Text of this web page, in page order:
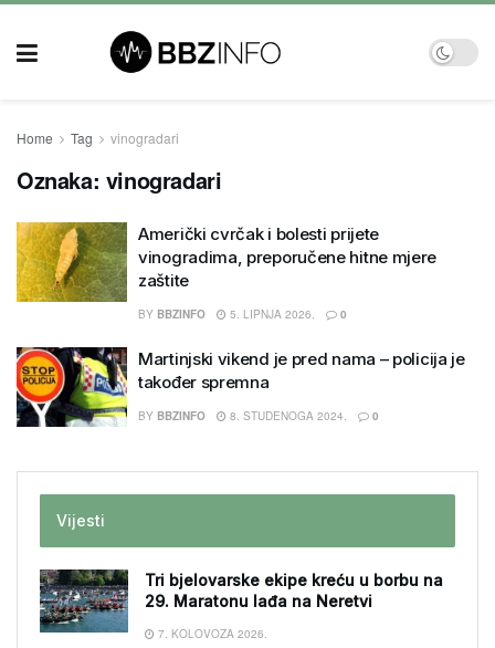
Home Tag vinogradari
Oznaka: vinogradari
Američki cvrčak i bolesti prijete
vinogradima, preporučene hitne mjere
zaštite
BY BBZINFO 5. LIPNJA 2026. 0
Martinjski vikend je pred nama – policija je
također spremna
BY BBZINFO 8. STUDENOGA 2024. 0
Vijesti
Tri bjelovarske ekipe kreću u borbu na
29. Maratonu lađa na Neretvi
7. KOLOVOZA 2026.